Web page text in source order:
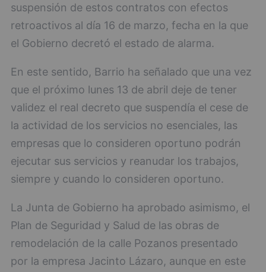
suspensión de estos contratos con efectos
retroactivos al día 16 de marzo, fecha en la que
el Gobierno decretó el estado de alarma.
En este sentido, Barrio ha señalado que una vez
que el próximo lunes 13 de abril deje de tener
validez el real decreto que suspendía el cese de
la actividad de los servicios no esenciales, las
empresas que lo consideren oportuno podrán
ejecutar sus servicios y reanudar los trabajos,
siempre y cuando lo consideren oportuno.
La Junta de Gobierno ha aprobado asimismo, el
Plan de Seguridad y Salud de las obras de
remodelación de la calle Pozanos presentado
por la empresa Jacinto Lázaro, aunque en este